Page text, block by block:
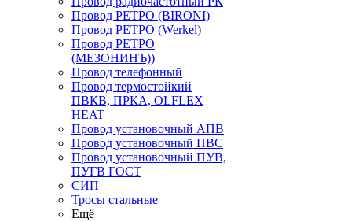
Провод РЕТРО (BIRONI)
Провод РЕТРО (Werkel)
Провод РЕТРО
(МЕЗОНИНЪ))
Провод телефонный
Провод термостойкий
ПВКВ, ПРКА, OLFLEX
HEAT
Провод установочный АПВ
Провод установочный ПВС
Провод установочный ПУВ,
ПУГВ ГОСТ
СИП
Тросы стальные
Ещё